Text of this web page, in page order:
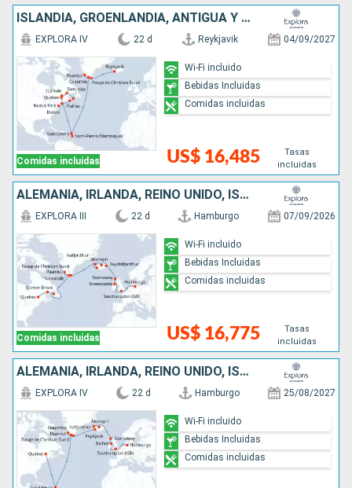
ISLANDIA, GROENLANDIA, ANTIGUA Y BARBUDA, CANADÁ, ESTADOS UNIDOS
Comidas incluidas
EXPLORA IV 22 d Reykjavik 04/09/2027
US$ 16,485
Tasas
incluidas
Wi-Fi incluido
Bebidas Incluidas
Comidas incluidas
ALEMANIA, IRLANDA, REINO UNIDO, ISLANDIA, GROENLANDIA, CANADÁ
Comidas incluidas
EXPLORA III 22 d Hamburgo 07/09/2026
US$ 16,775
Tasas
incluidas
Wi-Fi incluido
Bebidas Incluidas
Comidas incluidas
ALEMANIA, IRLANDA, REINO UNIDO, ISLANDIA, GROENLANDIA, ANTIGUA Y BARBUDA, CANADÁ
EXPLORA IV 22 d Hamburgo 25/08/2027
Wi-Fi incluido
Bebidas Incluidas
Comidas incluidas